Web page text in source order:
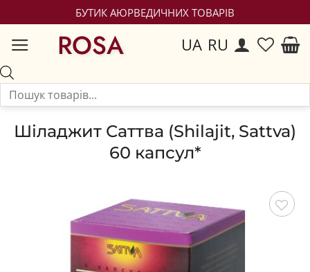
БУТИК АЮРВЕДИЧНИХ ТОВАРІВ
ROSA UA RU
Шіладжит Саттва (Shilajit, Sattva)
60 капсул*